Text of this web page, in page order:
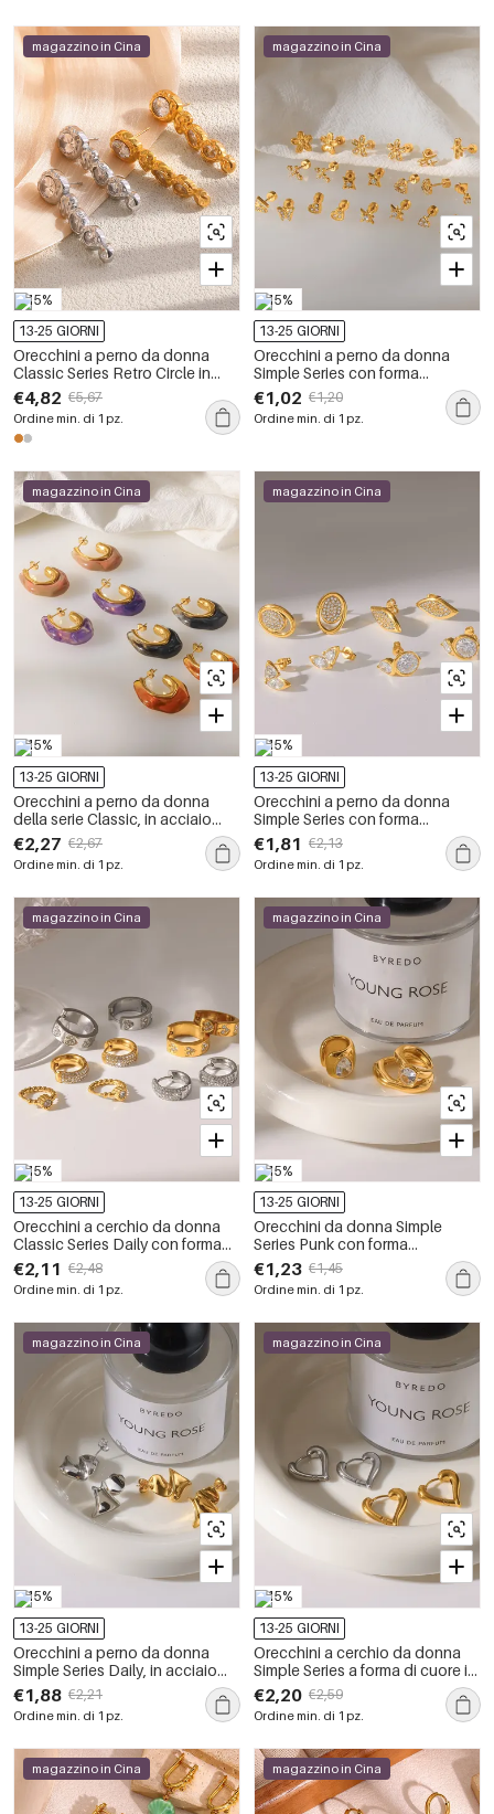
-15%
magazzino in Cina
13-25 GIORNI
Orecchini a perno da donna
Classic Series Retro Circle in
acciaio inossidabile color oro
impermeabile con zirconi
€4,82 €5,67
Ordine min. di 1 pz.
-15%
magazzino in Cina
13-25 GIORNI
Orecchini a perno da donna
Simple Series con forma
geometrica, in acciaio
inossidabile, impermeabili, color
oro e strass.
€1,02 €1,20
Ordine min. di 1 pz.
-15%
magazzino in Cina
13-25 GIORNI
Orecchini a perno da donna
della serie Classic, in acciaio
inossidabile, impermeabili, color
oro, con forma geometrica retrò.
€2,27 €2,67
Ordine min. di 1 pz.
-15%
magazzino in Cina
13-25 GIORNI
Orecchini a perno da donna
Simple Series con forma
geometrica, in acciaio
inossidabile, impermeabili, color
oro e strass.
€1,81 €2,13
Ordine min. di 1 pz.
-15%
magazzino in Cina
13-25 GIORNI
Orecchini a cerchio da donna
Classic Series Daily con forma
geometrica, in acciaio
inossidabile, impermeabili, color
oro e strass.
€2,11 €2,48
Ordine min. di 1 pz.
-15%
magazzino in Cina
13-25 GIORNI
Orecchini da donna Simple
Series Punk con forma
geometrica, in acciaio
inossidabile, impermeabili, color
oro e strass.
€1,23 €1,45
Ordine min. di 1 pz.
-15%
magazzino in Cina
13-25 GIORNI
Orecchini a perno da donna
Simple Series Daily, in acciaio
inossidabile, impermeabili, color
oro, con forma geometrica.
€1,88 €2,21
Ordine min. di 1 pz.
-15%
magazzino in Cina
13-25 GIORNI
Orecchini a cerchio da donna
Simple Series a forma di cuore in
acciaio inossidabile,
impermeabili, color oro.
€2,20 €2,59
Ordine min. di 1 pz.
magazzino in Cina magazzino in Cina